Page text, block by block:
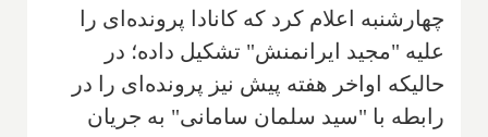
چهارشنبه اعلام کرد که کانادا پرونده‌ای را
علیه "مجید ایرانمنش" تشکیل داده؛ در
حالیکه اواخر هفته پیش نیز پرونده‌ای را در
رابطه با "سید سلمان سامانی" به جریان